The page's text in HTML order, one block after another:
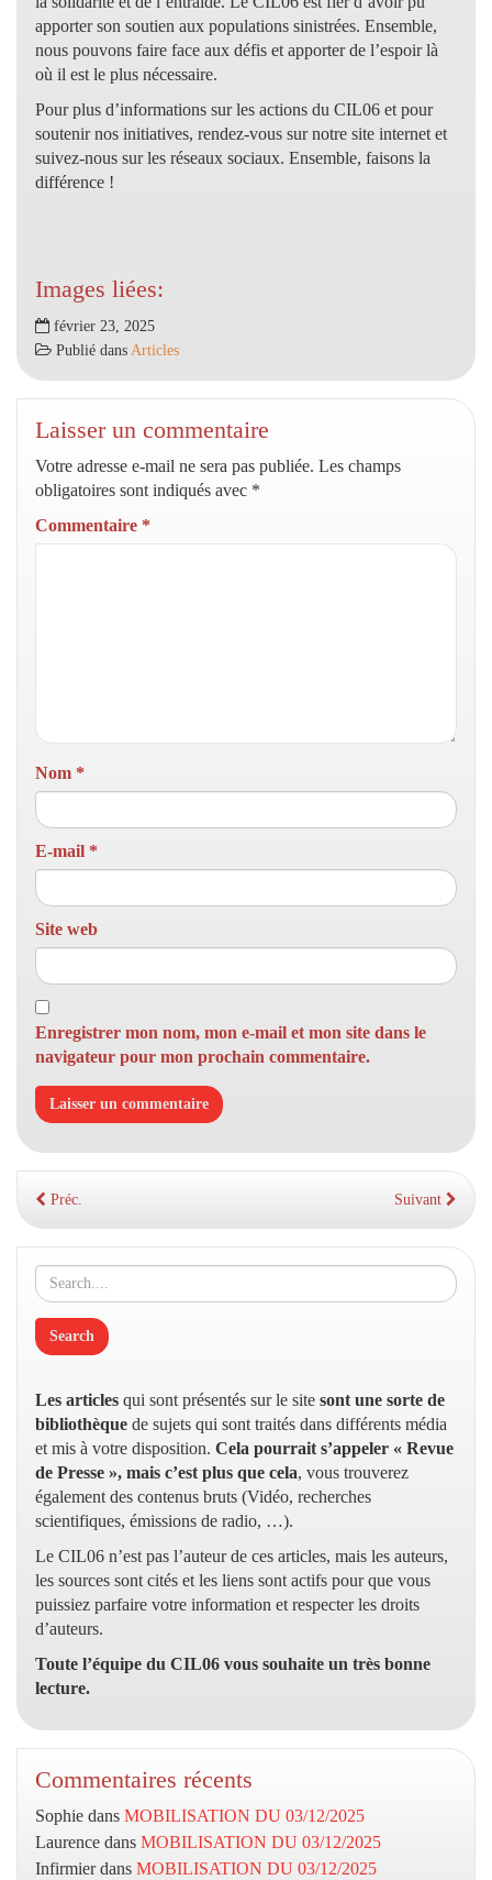
apporter son soutien aux populations sinistrées. Ensemble,
nous pouvons faire face aux défis et apporter de l’espoir là
où il est le plus nécessaire.
Pour plus d’informations sur les actions du CIL06 et pour
soutenir nos initiatives, rendez-vous sur notre site internet et
suivez-nous sur les réseaux sociaux. Ensemble, faisons la
différence !
Images liées:
février 23, 2025
Publié dans Articles
Laisser un commentaire
Votre adresse e-mail ne sera pas publiée. Les champs
obligatoires sont indiqués avec *
Commentaire *
Nom *
E-mail *
Site web
Enregistrer mon nom, mon e-mail et mon site dans le
navigateur pour mon prochain commentaire.
Préc. Suivant
Les articles qui sont présentés sur le site sont une sorte de
bibliothèque de sujets qui sont traités dans différents média
et mis à votre disposition. Cela pourrait s’appeler « Revue
de Presse », mais c’est plus que cela, vous trouverez
également des contenus bruts (Vidéo, recherches
scientifiques, émissions de radio, …).
Le CIL06 n’est pas l’auteur de ces articles, mais les auteurs,
les sources sont cités et les liens sont actifs pour que vous
puissiez parfaire votre information et respecter les droits
d’auteurs.
Toute l’équipe du CIL06 vous souhaite un très bonne
lecture.
Commentaires récents
Sophie dans MOBILISATION DU 03/12/2025
Laurence dans MOBILISATION DU 03/12/2025
Infirmierdans MOBILISATION DU 03/12/2025